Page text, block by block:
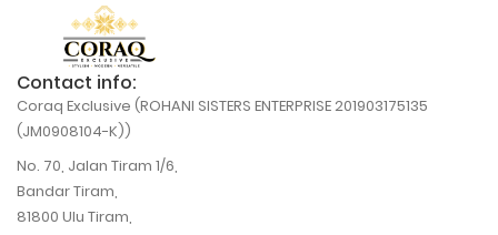
Contact info:
Coraq Exclusive (ROHANI SISTERS ENTERPRISE 201903175135
(JM0908104-K))
No. 70, Jalan Tiram 1/6,
Bandar Tiram,
81800 Ulu Tiram,